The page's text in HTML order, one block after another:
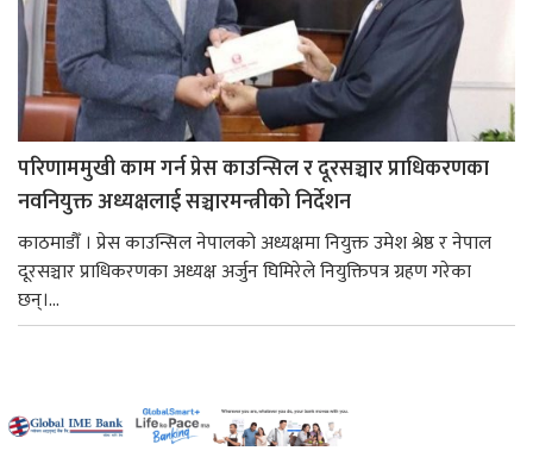
परिणाममुखी काम गर्न प्रेस काउन्सिल र दूरसञ्चार प्राधिकरणका
नवनियुक्त अध्यक्षलाई सञ्चारमन्त्रीको निर्देशन
काठमाडौँ । प्रेस काउन्सिल नेपालको अध्यक्षमा नियुक्त उमेश श्रेष्ठ र नेपाल
दूरसञ्चार प्राधिकरणका अध्यक्ष अर्जुन घिमिरेले नियुक्तिपत्र ग्रहण गरेका
छन्।...